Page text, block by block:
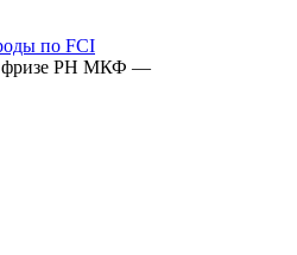
по FCI
фризе РН МКФ —